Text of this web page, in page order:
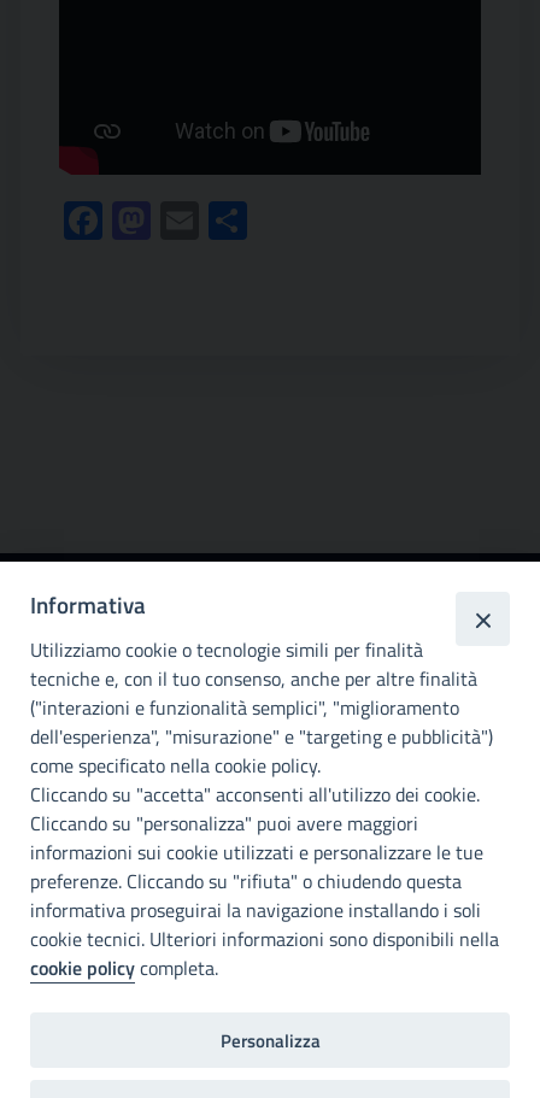
Facebook
Mastodon
Email
Città
metropolitana di
Palermo
INFO E CONTATTI
I nostri canali social
Accessibilità
Città Metropolitana di Palermo si impegna a rendere il proprio sito
web accessibile, conformemente al D.lgs. 10 agosto 2018, n°106
che ha recepito la direttiva UE 2016/2102 del Parlamento euopeo e
del Consiglio.
Dichiarazione di accessibilità
Informativa
Utilizziamo cookie o tecnologie simili per finalità
tecniche e, con il tuo consenso, anche per altre finalità
("interazioni e funzionalità semplici", "miglioramento
dell'esperienza", "misurazione" e "targeting e pubblicità")
come specificato nella cookie policy.
Cliccando su "accetta" acconsenti all'utilizzo dei cookie.
Cliccando su "personalizza" puoi avere maggiori
informazioni sui cookie utilizzati e personalizzare le tue
preferenze. Cliccando su "rifiuta" o chiudendo questa
informativa proseguirai la navigazione installando i soli
cookie tecnici. Ulteriori informazioni sono disponibili nella
cookie policycompleta.
Personalizza